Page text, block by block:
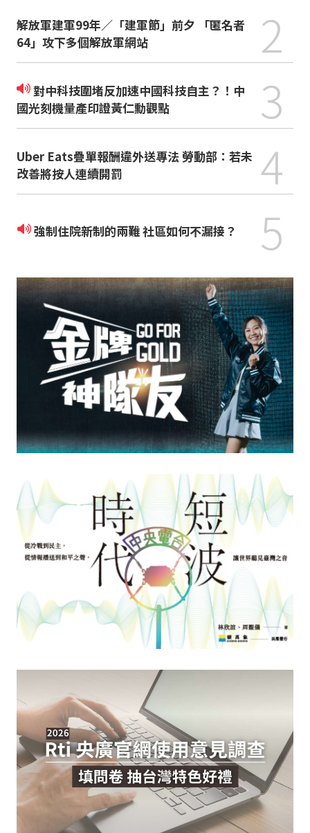
解放軍建軍99年／「建軍節」前夕 「匿名者
64」攻下多個解放軍網站
2
對中科技圍堵反加速中國科技自主？！中
國光刻機量產印證黃仁勳觀點
3
Uber Eats疊單報酬違外送專法 勞動部：若未
改善將按人連續開罰
4
強制住院新制的兩難 社區如何不漏接？ 5